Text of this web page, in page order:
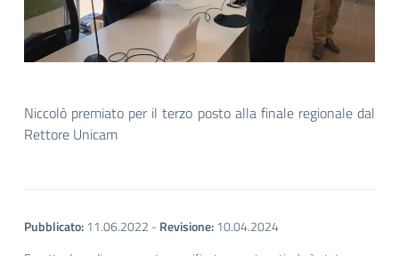
Niccolò premiato per il terzo posto alla finale regionale dal
Rettore Unicam
Pubblicato:11.06.2022 -Revisione:10.04.2024